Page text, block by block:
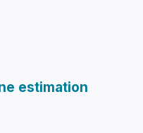
estimation